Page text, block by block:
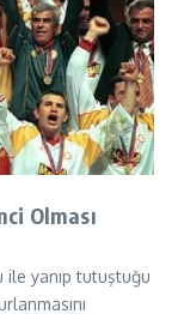
Olması
ile yanıp tutuştuğu